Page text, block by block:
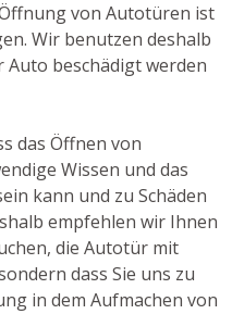
von Autotüren ist
Wir benutzen deshalb
beschädigt werden
das Öffnen von
Wissen und das
kann und zu Schäden
empfehlen wir Ihnen
die Autotür mit
dass Sie uns zu
in dem Aufmachen von